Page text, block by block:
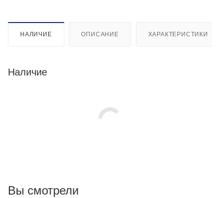
НАЛИЧИЕ ОПИСАНИЕ ХАРАКТЕРИСТИКИ
Наличие
Вы смотрели